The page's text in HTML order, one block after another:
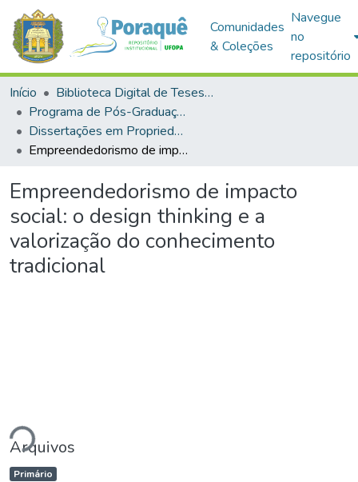
Comunidades
& Coleções
Navegue
no
repositório
Início
Biblioteca Digital de Teses e Dissertações (BDTD)
Programa de Pós-Graduação em Propriedade Intelectual e Transferência de Tecnologia para a Inovação (PROFINT)
Dissertações em Propriedade Intelectual e Transferência de Tecnologia para a Inovação (Mestrado Profissional)
Empreendedorismo de impacto social: o design thinking e a valorização do conhecimento tradicional
Empreendedorismo de impacto
social: o design thinking e a
valorização do conhecimento
tradicional
Arquivos
Primário